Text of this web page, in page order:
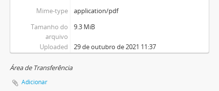
Mime-type
application/pdf
Tamanho do
arquivo
9.3 MiB
Uploaded 29 de outubro de 2021 11:37
Área de Transferência
Adicionar